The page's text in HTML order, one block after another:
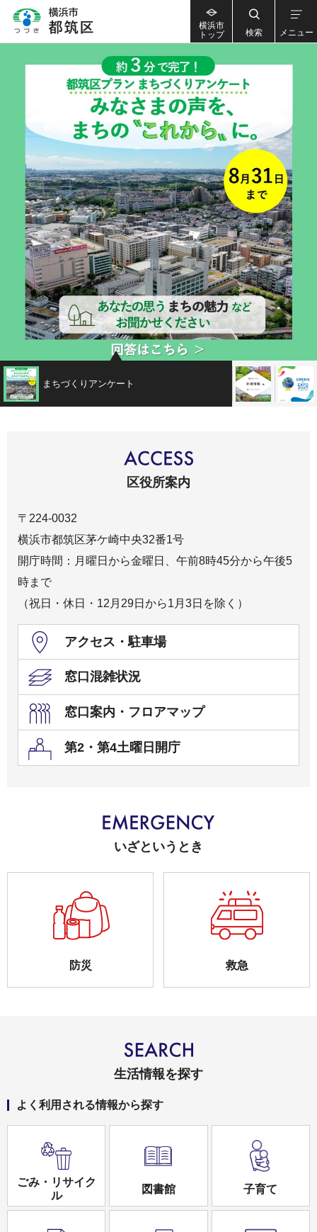
横浜市
トップ
検索 メニュー
まちづくりアンケート 新着情報
区役所案内
〒224-0032
横浜市都筑区茅ケ崎中央32番1号
開庁時間：月曜日から金曜日、午前8時45分から午後5
時まで
（祝日・休日・12月29日から1月3日を除く）
アクセス・駐車場
窓口混雑状況
窓口案内・フロアマップ
第2・第4土曜日開庁
いざというとき
防災 救急
生活情報を探す
よく利用される情報から探す
ごみ・リサイク
ル
図書館 子育て